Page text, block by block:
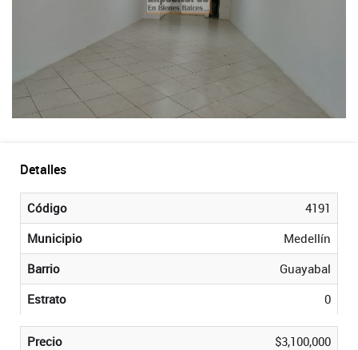
Detalles
Código
4191
Municipio
Medellín
Barrio
Guayabal
Estrato
0
Precio
$3,100,000